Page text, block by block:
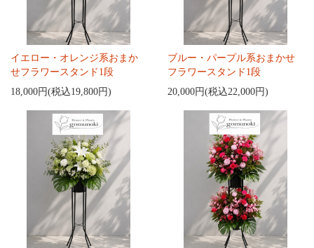
イエロー・オレンジ系おまか
せフラワースタンド1段
18,000円(税込19,800円)
ブルー・パープル系おまかせ
フラワースタンド1段
20,000円(税込22,000円)